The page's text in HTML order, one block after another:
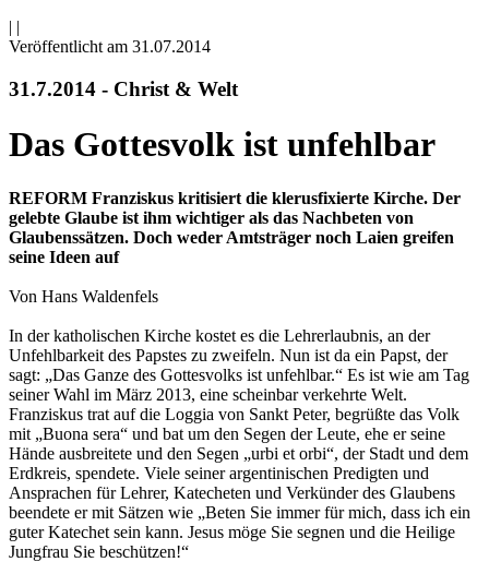
| |
Veröffentlicht am 31­.07.2014
31.7.2014 - Christ & Welt
Das Gottesvolk ist unfehlbar
REFORM Franziskus kritisiert die klerusfixierte Kirche. Der
gelebte Glaube ist ihm wichtiger als das Nachbeten von
Glaubenssätzen. Doch weder Amtsträger noch Laien greifen
seine Ideen auf
Von Hans Waldenfels
In der katholischen Kirche kostet es die Lehrerlaubnis, an der
Unfehlbarkeit des Papstes zu zweifeln. Nun ist da ein Papst, der
sagt: „Das Ganze des Gottesvolks ist unfehlbar.“ Es ist wie am Tag
seiner Wahl im März 2013, eine scheinbar verkehrte Welt.
Franziskus trat auf die Loggia von Sankt Peter, begrüßte das Volk
mit „Buona sera“ und bat um den Segen der Leute, ehe er seine
Hände ausbreitete und den Segen „urbi et orbi“, der Stadt und dem
Erdkreis, spendete. Viele seiner argentinischen Predigten und
Ansprachen für Lehrer, Katecheten und Verkünder des Glaubens
beendete er mit Sätzen wie „Beten Sie immer für mich, dass ich ein
guter Katechet sein kann. Jesus möge Sie segnen und die Heilige
Jungfrau Sie beschützen!“